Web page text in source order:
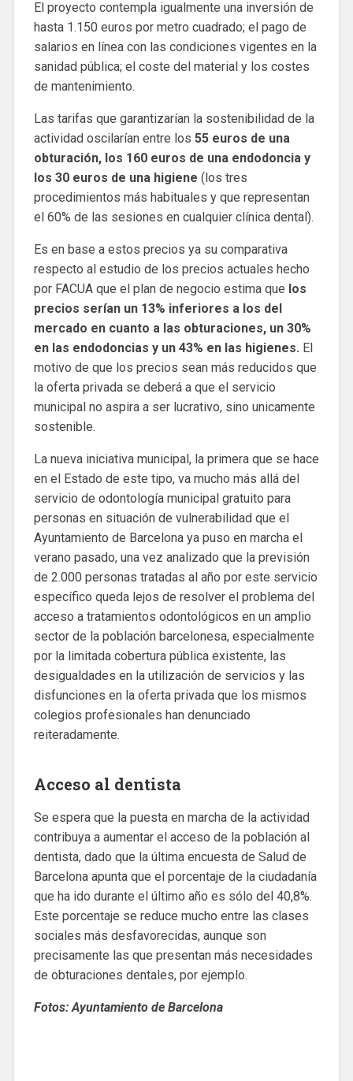
El proyecto contempla igualmente una inversión de
hasta 1.150 euros por metro cuadrado; el pago de
salarios en línea con las condiciones vigentes en la
sanidad pública; el coste del material y los costes
de mantenimiento.
Las tarifas que garantizarían la sostenibilidad de la
actividad oscilarían entre los 55 euros de una
obturación, los 160 euros de una endodoncia y
los 30 euros de una higiene (los tres
procedimientos más habituales y que representan
el 60% de las sesiones en cualquier clínica dental).
Es en base a estos precios ya su comparativa
respecto al estudio de los precios actuales hecho
por FACUA que el plan de negocio estima que los
precios serían un 13% inferiores a los del
mercado en cuanto a las obturaciones, un 30%
en las endodoncias y un 43% en las higienes. El
motivo de que los precios sean más reducidos que
la oferta privada se deberá a que el servicio
municipal no aspira a ser lucrativo, sino unicamente
sostenible.
La nueva iniciativa municipal, la primera que se hace
en el Estado de este tipo, va mucho más allá del
servicio de odontología municipal gratuito para
personas en situación de vulnerabilidad que el
Ayuntamiento de Barcelona ya puso en marcha el
verano pasado, una vez analizado que la previsión
de 2.000 personas tratadas al año por este servicio
específico queda lejos de resolver el problema del
acceso a tratamientos odontológicos en un amplio
sector de la población barcelonesa, especialmente
por la limitada cobertura pública existente, las
desigualdades en la utilización de servicios y las
disfunciones en la oferta privada que los mismos
colegios profesionales han denunciado
reiteradamente.
Acceso al dentista
Se espera que la puesta en marcha de la actividad
contribuya a aumentar el acceso de la población al
dentista, dado que la última encuesta de Salud de
Barcelona apunta que el porcentaje de la ciudadanía
que ha ido durante el último año es sólo del 40,8%.
Este porcentaje se reduce mucho entre las clases
sociales más desfavorecidas, aunque son
precisamente las que presentan más necesidades
de obturaciones dentales, por ejemplo.
Fotos: Ayuntamiento de Barcelona